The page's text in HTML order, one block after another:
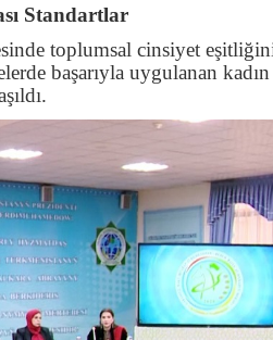
Standartlar
toplumsal cinsiyet
başarıyla uygulanan